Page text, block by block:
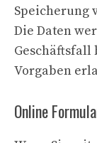
Speicherung
Die Daten
Geschäftsfall
Vorgaben
Online